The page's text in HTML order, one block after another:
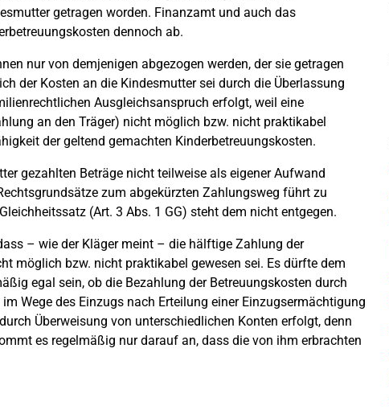
getragen worden. Finanzamt und auch das
dennoch ab.
nur von demjenigen abgezogen werden, der sie getragen
der Kosten an die Kindesmutter sei durch die Überlassung
Ausgleichsanspruch erfolgt, weil eine
an den Träger) nicht möglich bzw. nicht praktikabel
der geltend gemachten Kinderbetreuungskosten.
gezahlten Beträge nicht teilweise als eigener Aufwand
zum abgekürzten Zahlungsweg führt zu
(Art. 3 Abs. 1 GG) steht dem nicht entgegen.
– wie der Kläger meint – die hälftige Zahlung der
möglich bzw. nicht praktikabel gewesen sei. Es dürfte dem
egal sein, ob die Bezahlung der Betreuungskosten durch
Wege des Einzugs nach Erteilung einer Einzugsermächtigung
Überweisung von unterschiedlichen Konten erfolgt, denn
es regelmäßig nur darauf an, dass die von ihm erbrachten